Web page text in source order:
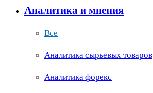
Аналитика и мнения
Все
Аналитика сырьевых товаров
Аналитика форекс